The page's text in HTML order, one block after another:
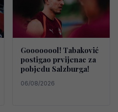
Goooooool! Tabaković
postigao prvijenac za
pobjedu Salzburga!
06/08/2026